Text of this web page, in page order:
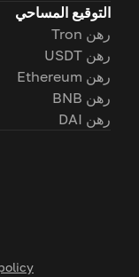
التوقيع المساحي
رهن Tron
رهن USDT
رهن Ethereum
رهن BNB
رهن DAI